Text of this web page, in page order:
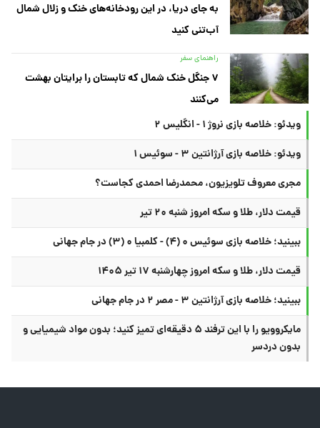
به جای دریا، در این رودخانه‌های خنک و زلال شمال
آب‌تنی کنید
راهنمای سفر
۷ جنگل خنک شمال که تابستان را برایتان بهشت
می‌کنند
ویدئو: خلاصه بازی نروژ ۱ - انگلیس ۲
ویدئو: خلاصه بازی آرژانتین ۳ - سوئیس ۱
مجری معروف تلویزیون، محمدرضا احمدی کجاست؟
قیمت دلار، طلا و سکه امروز شنبه ۲۰ تیر
ببینید؛ خلاصه بازی سوئیس ۰ (۴) - کلمبیا ۰ (۳) در جام جهانی
قیمت دلار، طلا و سکه امروز چهارشنبه ۱۷ تیر ۱۴۰۵
ببینید؛ خلاصه بازی آرژانتین ۳ - مصر ۲ در جام جهانی
مایکروویو را با این ترفند ۵ دقیقه‌ای تمیز کنید؛ بدون مواد شیمیایی و
بدون دردسر